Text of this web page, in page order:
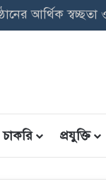
চাকরি প্রযুক্তি